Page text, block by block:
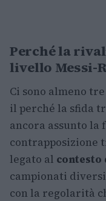
Perché la
livello Messi-
Ci sono almeno
il perché la sfida
ancora assunto
contrapposizione
legato al contesto
campionati
con la regolarità